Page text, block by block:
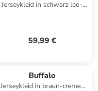
Jerseykleid in schwarz-leo-
59,99 €
Buffalo
Jerseykleid in braun-creme-